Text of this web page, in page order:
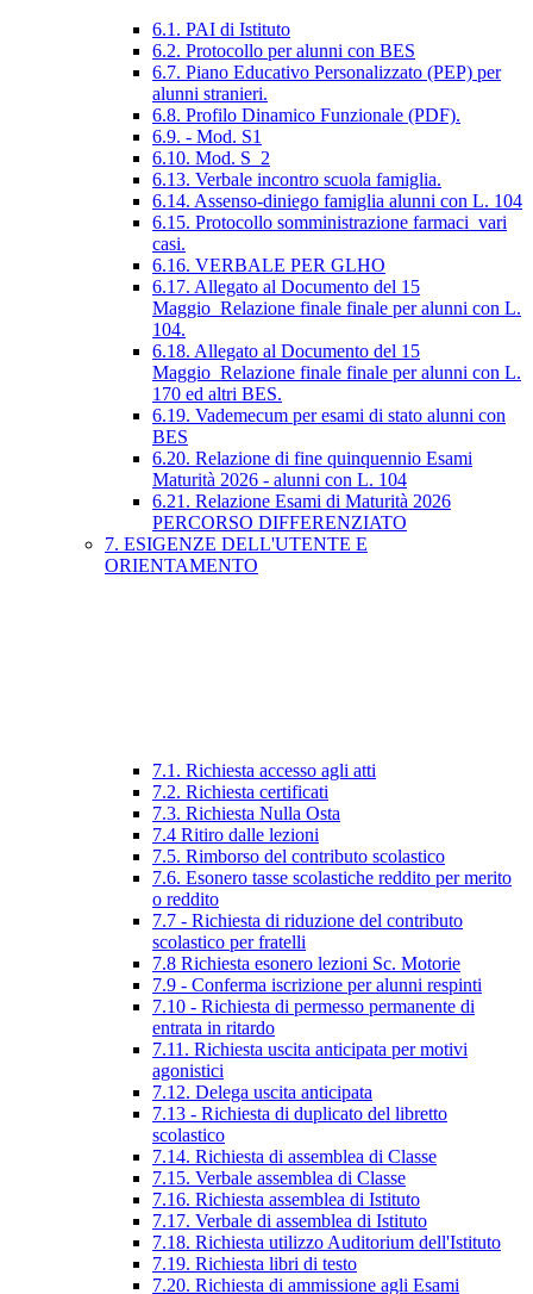
6.1. PAI di Istituto
6.2. Protocollo per alunni con BES
6.7. Piano Educativo Personalizzato (PEP) per
alunni stranieri.
6.8. Profilo Dinamico Funzionale (PDF).
6.9. - Mod. S1
6.10. Mod. S_2
6.13. Verbale incontro scuola famiglia.
6.14. Assenso-diniego famiglia alunni con L. 104
6.15. Protocollo somministrazione farmaci_vari
casi.
6.16. VERBALE PER GLHO
6.17. Allegato al Documento del 15
Maggio_Relazione finale finale per alunni con L.
104.
6.18. Allegato al Documento del 15
Maggio_Relazione finale finale per alunni con L.
170 ed altri BES.
6.19. Vademecum per esami di stato alunni con
BES
6.20. Relazione di fine quinquennio Esami
Maturità 2026 - alunni con L. 104
6.21. Relazione Esami di Maturità 2026
PERCORSO DIFFERENZIATO
7. ESIGENZE DELL'UTENTE E
ORIENTAMENTO
7.1. Richiesta accesso agli atti
7.2. Richiesta certificati
7.3. Richiesta Nulla Osta
7.4 Ritiro dalle lezioni
7.5. Rimborso del contributo scolastico
7.6. Esonero tasse scolastiche reddito per merito
o reddito
7.7 - Richiesta di riduzione del contributo
scolastico per fratelli
7.8 Richiesta esonero lezioni Sc. Motorie
7.9 - Conferma iscrizione per alunni respinti
7.10 - Richiesta di permesso permanente di
entrata in ritardo
7.11. Richiesta uscita anticipata per motivi
agonistici
7.12. Delega uscita anticipata
7.13 - Richiesta di duplicato del libretto
scolastico
7.14. Richiesta di assemblea di Classe
7.15. Verbale assemblea di Classe
7.16. Richiesta assemblea di Istituto
7.17. Verbale di assemblea di Istituto
7.18. Richiesta utilizzo Auditorium dell'Istituto
7.19. Richiesta libri di testo
7.20. Richiesta di ammissione agli Esami